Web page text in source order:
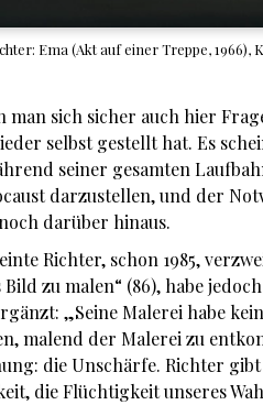
Ema (Akt auf einer Treppe, 1966),
man sich sicher auch hier
selbst gestellt hat. Es
seiner gesamten
darzustellen, und der
noch darüber
Richter, schon 1985,
zu malen“ (86), habe
„Seine Malerei habe
malend der Malerei zu
die Unschärfe. Richter
die Flüchtigkeit unseres